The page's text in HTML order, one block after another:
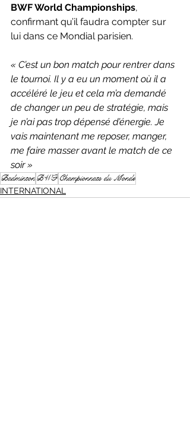
BWF World Championships,
confirmant qu’il faudra compter sur
lui dans ce Mondial parisien.
« C’est un bon match pour rentrer dans
le tournoi. Il y a eu un moment où il a
accéléré le jeu et cela m’a demandé
de changer un peu de stratégie, mais
je n’ai pas trop dépensé d’énergie. Je
vais maintenant me reposer, manger,
me faire masser avant le match de ce
soir »
BadmintonBWF Championnats du Monde
INTERNATIONAL